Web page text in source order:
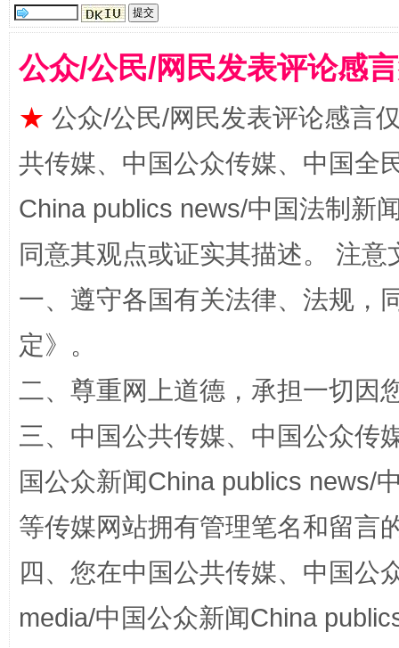
全民健身五年计划来了！等你上场
国家大学科技园优化重塑工作
公众/公民/网民发表评论感
★ 公众/公民/网民发表评论感言
共传媒、中国公众传媒、中国全
China publics news/中国法制新
同意其观点或证实其描述。 注
一、遵守各国有关法律、法规，
定》。
二、尊重网上道德，承担一切因
三、中国公共传媒、中国公众传
国公众新闻China publics news/
等传媒网站拥有管理笔名和留言
四、您在中国公共传媒、中国公
media/中国公众新闻China